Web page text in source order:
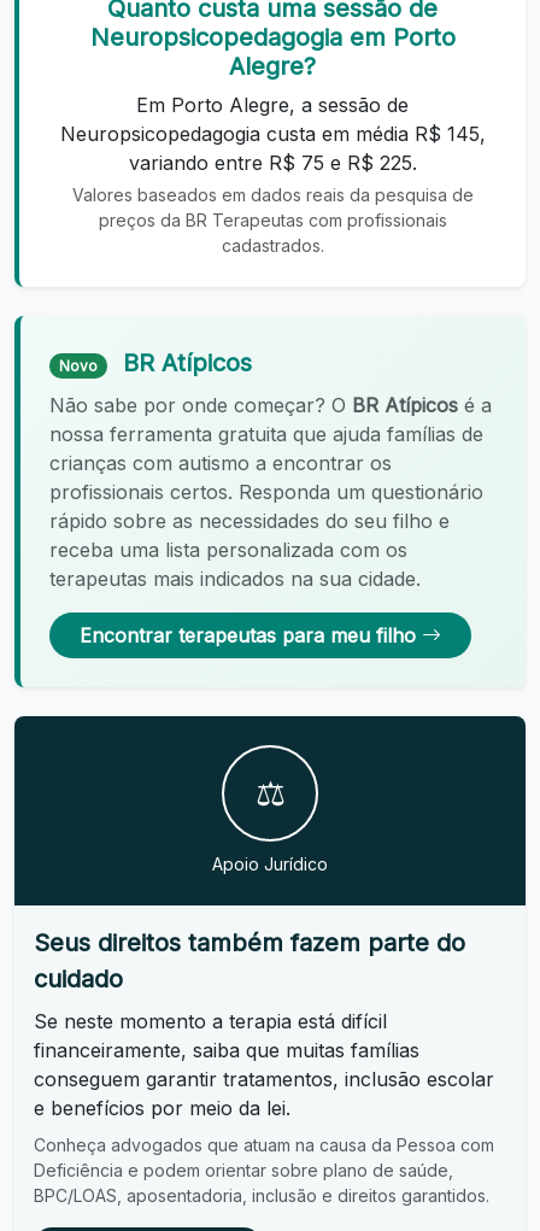
Quanto custa uma sessão de
Neuropsicopedagogia em Porto
Alegre?
Em Porto Alegre, a sessão de
Neuropsicopedagogia custa em média R$ 145,
variando entre R$ 75 e R$ 225.
Valores baseados em dados reais da pesquisa de
preços da BR Terapeutas com profissionais
cadastrados.
Novo BR Atípicos
Não sabe por onde começar? O BR Atípicos é a
nossa ferramenta gratuita que ajuda famílias de
crianças com autismo a encontrar os
profissionais certos. Responda um questionário
rápido sobre as necessidades do seu filho e
receba uma lista personalizada com os
terapeutas mais indicados na sua cidade.
Encontrar terapeutas para meu filho
⚖️
Apoio Jurídico
Seus direitos também fazem parte do
cuidado
Se neste momento a terapia está difícil
financeiramente, saiba que muitas famílias
conseguem garantir tratamentos, inclusão escolar
e benefícios por meio da lei.
Conheça advogados que atuam na causa da Pessoa com
Deficiência e podem orientar sobre plano de saúde,
BPC/LOAS, aposentadoria, inclusão e direitos garantidos.